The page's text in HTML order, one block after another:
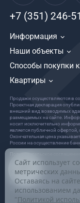
Продажи осуществляются в
Проектная декларация
внешний вид возводимых
размещаемых на сайте.
носит исключительно
является публичной
Окончательная цена
России на осуществление
Пользовательское соглашение
Политика в отношении
ООО «Девелопер Весна»
Все права защищены
© 2022 Информация на
Информация
Наши объекты
Способы покупки
Квартиры
+7 (351) 246-
Сайт использует
метрических
Оставаясь на
использованием
"Политикой